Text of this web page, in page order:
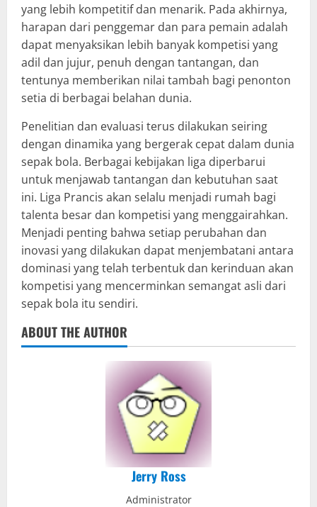
yang lebih kompetitif dan menarik. Pada akhirnya,
harapan dari penggemar dan para pemain adalah
dapat menyaksikan lebih banyak kompetisi yang
adil dan jujur, penuh dengan tantangan, dan
tentunya memberikan nilai tambah bagi penonton
setia di berbagai belahan dunia.
Penelitian dan evaluasi terus dilakukan seiring
dengan dinamika yang bergerak cepat dalam dunia
sepak bola. Berbagai kebijakan liga diperbarui
untuk menjawab tantangan dan kebutuhan saat
ini. Liga Prancis akan selalu menjadi rumah bagi
talenta besar dan kompetisi yang menggairahkan.
Menjadi penting bahwa setiap perubahan dan
inovasi yang dilakukan dapat menjembatani antara
dominasi yang telah terbentuk dan kerinduan akan
kompetisi yang mencerminkan semangat asli dari
sepak bola itu sendiri.
ABOUT THE AUTHOR
Jerry Ross
Administrator